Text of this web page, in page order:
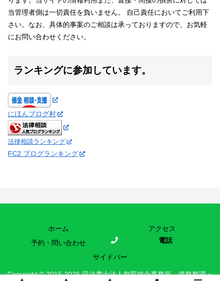
当管理者側は一切責任を負いません。 自己責任においてご利用下
さい。なお、具体的事案のご相談は承っておりますので、お気軽
にお問い合わせください。
ランキングに参加しています。
にほんブログ村
法律相談ランキング
FC2 ブログランキング
ホーム
アクセス
予約・問い合わせ
電話
サイドバー
Copyright © 2015-2026 司法書士法人御苑総合事務所 債務整理・